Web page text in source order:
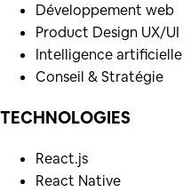
Développement web
Product Design UX/UI
Intelligence artificielle
Conseil & Stratégie
TECHNOLOGIES
React.js
React Native